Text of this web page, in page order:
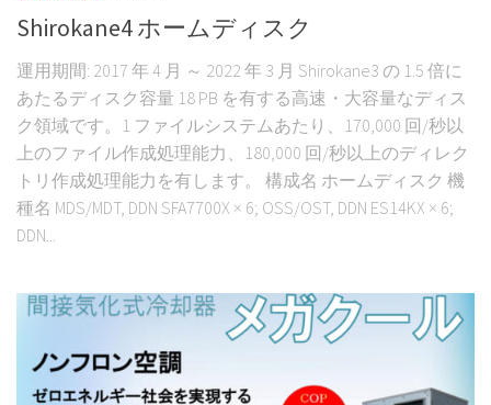
Shirokane4 ホームディスク
運用期間: 2017 年 4 月 ～ 2022 年 3 月 Shirokane3 の 1.5 倍に
あたるディスク容量 18 PB を有する高速・大容量なディス
ク領域です。1 ファイルシステムあたり、170,000 回/秒以
上のファイル作成処理能力、180,000 回/秒以上のディレク
トリ作成処理能力を有します。 構成名 ホームディスク 機
種名 MDS/MDT, DDN SFA7700X × 6; OSS/OST, DDN ES14KX × 6;
DDN...